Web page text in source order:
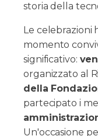
storia della
Le celebrazioni
momento
significativo:
organizzato al
della
partecipato i
Un'occasione